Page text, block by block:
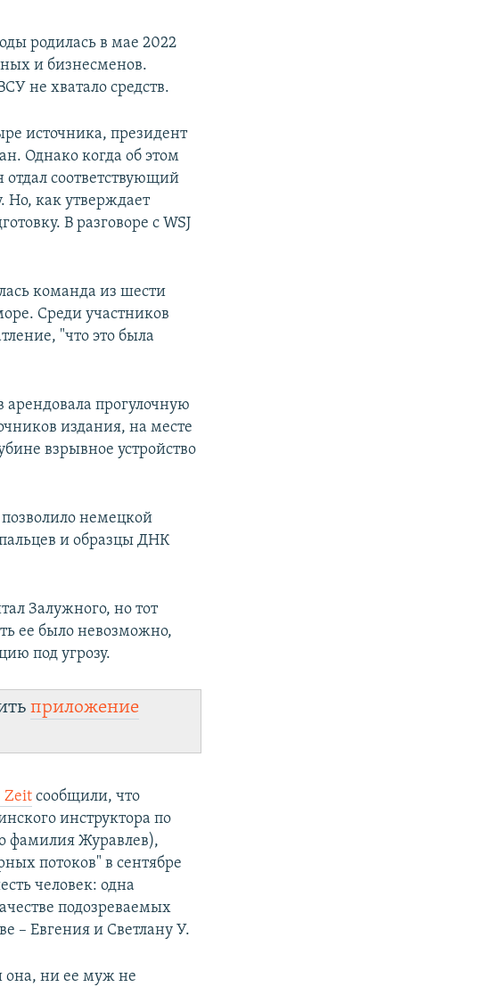
родилась в мае 2022
и бизнесменов.
не хватало средств.
источника, президент
Однако когда об этом
соответствующий
как утверждает
В разговоре с WSJ
команда из шести
Среди участников
"что это была
прогулочную
издания, на месте
взрывное устройство
немецкой
и образцы ДНК
Залужного, но тот
ее было невозможно,
под угрозу.
приложение
Zeit сообщили, что
инструктора по
фамилия Журавлев),
потоков" в сентябре
человек: одна
подозреваемых
– Евгения и Светлану У.
она, ни ее муж не